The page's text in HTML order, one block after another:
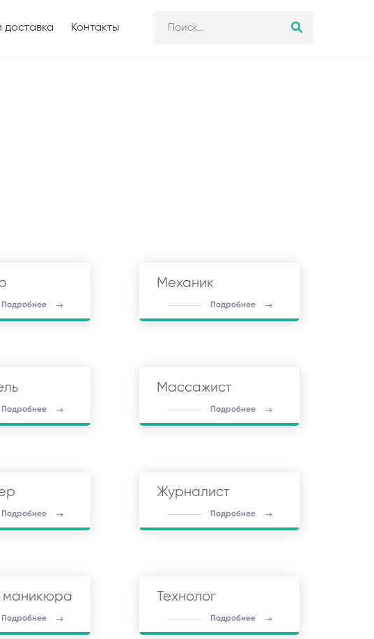
доставка Контакты
Подробнее
Механик
Подробнее
Подробнее
Массажист
Подробнее
Подробнее
Журналист
Подробнее
маникюра
Подробнее
Технолог
Подробнее